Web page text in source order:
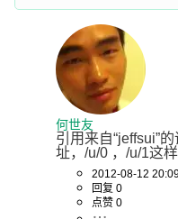
何世友
引用来自“jeffsui”
址，/u/0 ，/u/1这样
2012-08-12
回复 0
点赞 0